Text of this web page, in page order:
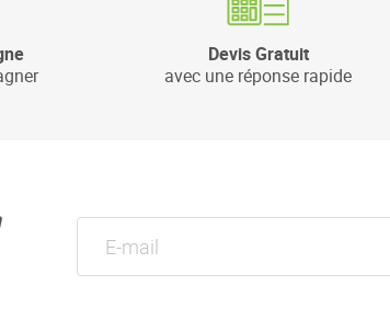
Devis Gratuit
avec une réponse rapide